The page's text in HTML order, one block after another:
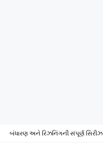
બંધારણ અને રિઝનિંગની સંપૂર્ણ સિરીઝ